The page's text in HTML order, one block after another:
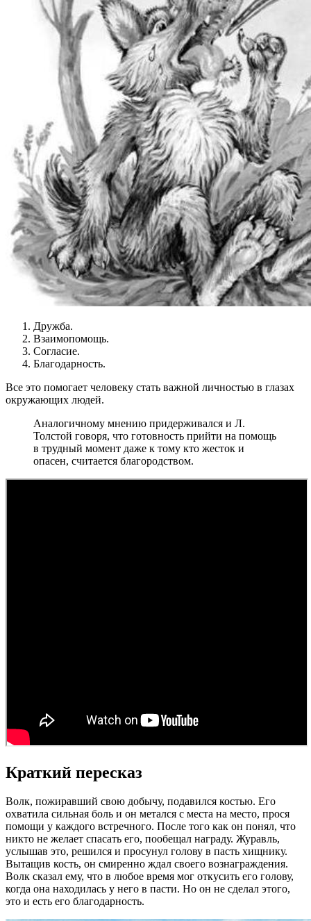
Дружба.
Взаимопомощь.
Согласие.
Благодарность.
Все это помогает человеку стать важной личностью в глазах
окружающих людей.
Аналогичному мнению придерживался и Л.
Толстой говоря, что готовность прийти на помощь
в трудный момент даже к тому кто жесток и
опасен, считается благородством.
Краткий пересказ
Волк, пожиравший свою добычу, подавился костью. Его
охватила сильная боль и он метался с места на место, прося
помощи у каждого встречного. После того как он понял, что
никто не желает спасать его, пообещал награду. Журавль,
услышав это, решился и просунул голову в пасть хищнику.
Вытащив кость, он смиренно ждал своего вознаграждения.
Волк сказал ему, что в любое время мог откусить его голову,
когда она находилась у него в пасти. Но он не сделал этого,
это и есть его благодарность.